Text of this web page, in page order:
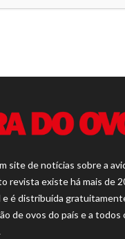
site de notícias sobre a
revista existe há mais de
e é distribuída
de ovos do país e a todos